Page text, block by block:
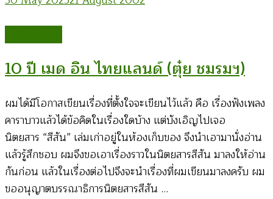
10 ปี เมด อิน ไทยแลนด์ (ตุ๋ย ชมรมฯ)
ผมได้มีโอกาสเขียนเรื่องที่ตั้งใจจะเขียนไว้แล้ว คือ เรื่องฟังเพลง
คาราบาวแล้วได้ข้อคิดในเรื่องใดบ้าง แต่บังเอิญไปเจอ
นิตยสาร “สีสัน” เล่มเก่าอยู่ในห้องเก็บของ จึงนำเอามานั่งอ่าน
แล้วรู้สึกชอบ ผมจึงขอเอาเรื่องราวในนิตยสารสีสัน มาลงให้อ่าน
กันก่อน แล้วในเรื่องต่อไปจึงจะนำเรื่องที่ผมเขียนมาลงครับ ผม
ขออนุญาตบรรณาธิการนิตยสารสีสัน …